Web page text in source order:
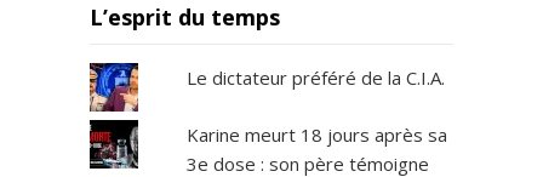
L’esprit du temps
Le dictateur préféré de la C.I.A.
Karine meurt 18 jours après sa
3e dose : son père témoigne